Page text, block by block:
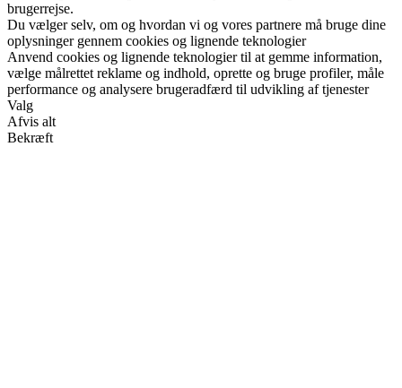
brugerrejse.
Du vælger selv, om og hvordan vi og vores partnere må bruge dine
oplysninger gennem cookies og lignende teknologier
Anvend cookies og lignende teknologier til at gemme information,
vælge målrettet reklame og indhold, oprette og bruge profiler, måle
performance og analysere brugeradfærd til udvikling af tjenester
Valg
Afvis alt
Bekræft